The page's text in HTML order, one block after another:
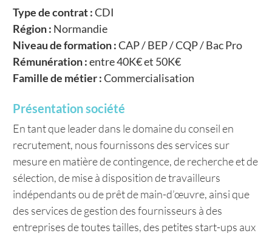
Type de contrat :CDI
Région : Normandie
Niveau de formation :CAP / BEP / CQP / Bac Pro
Rémunération :entre 40K€ et 50K€
Famille de métier :Commercialisation
Présentation société
En tant que leader dans le domaine du conseil en
recrutement, nous fournissons des services sur
mesure en matière de contingence, de recherche et de
sélection, de mise à disposition de travailleurs
indépendants ou de prêt de main-d’œuvre, ainsi que
des services de gestion des fournisseurs à des
entreprises de toutes tailles, des petites start-ups aux